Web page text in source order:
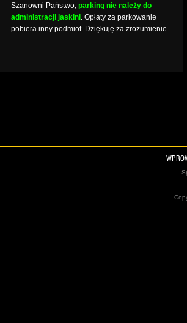
Szanowni Państwo, parking nie należy do
administracji jaskini. Opłaty za parkowanie
pobiera inny podmiot. Dziękuję za zrozumienie.